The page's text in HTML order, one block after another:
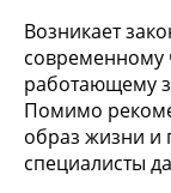
Возникает
современному
работающему
Помимо
образ жизни и
специалисты